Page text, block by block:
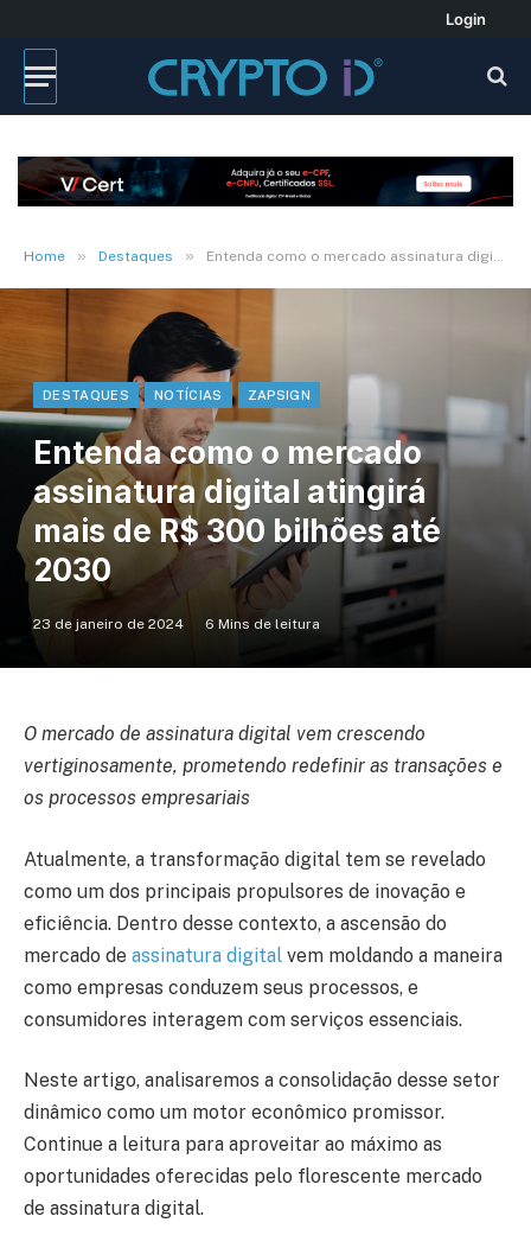
Login
Home » Destaques » Entenda como o mercado assinatura digital atingirá mais de R$ 300 bilhões até 2030
DESTAQUES NOTÍCIAS ZAPSIGN
Entenda como o mercado
assinatura digital atingirá
mais de R$ 300 bilhões até
2030
23 de janeiro de 2024 6 Mins de leitura
O mercado de assinatura digital vem crescendo
vertiginosamente, prometendo redefinir as transações e
os processos empresariais
Atualmente, a transformação digital tem se revelado
como um dos principais propulsores de inovação e
eficiência. Dentro desse contexto, a ascensão do
mercado de assinatura digital vem moldando a maneira
como empresas conduzem seus processos, e
consumidores interagem com serviços essenciais.
Neste artigo, analisaremos a consolidação desse setor
dinâmico como um motor econômico promissor.
Continue a leitura para aproveitar ao máximo as
oportunidades oferecidas pelo florescente mercado
de assinatura digital.